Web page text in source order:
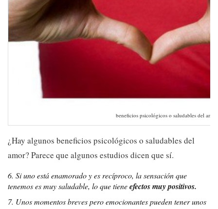
beneficios psicológicos o saludables del amor
¿Hay algunos beneficios psicológicos o saludables del
amor? Parece que algunos estudios dicen que sí.
6. Si uno está enamorado y es recíproco, la sensación que
tenemos es muy saludable, lo que tieneefectos muy positivos.
7. Unos momentos breves pero emocionantes pueden tener unos